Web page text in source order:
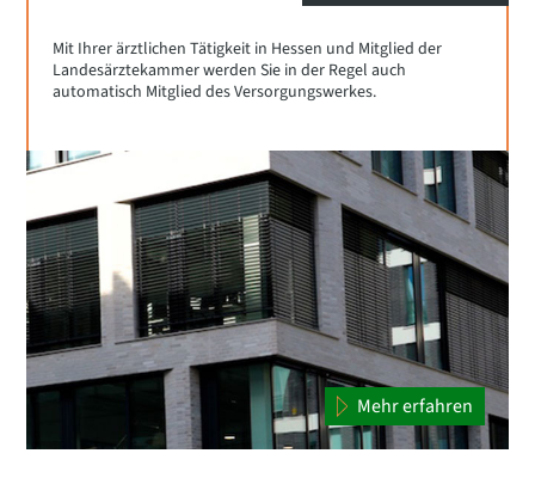
Mit Ihrer ärztlichen Tätigkeit in Hessen und Mitglied der
Landesärztekammer werden Sie in der Regel auch
automatisch Mitglied des Versorgungswerkes.
Mehr erfahren